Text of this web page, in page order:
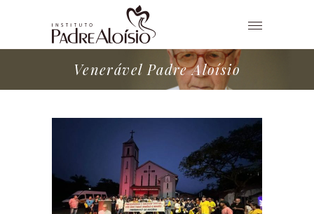
Venerável Padre Aloísio